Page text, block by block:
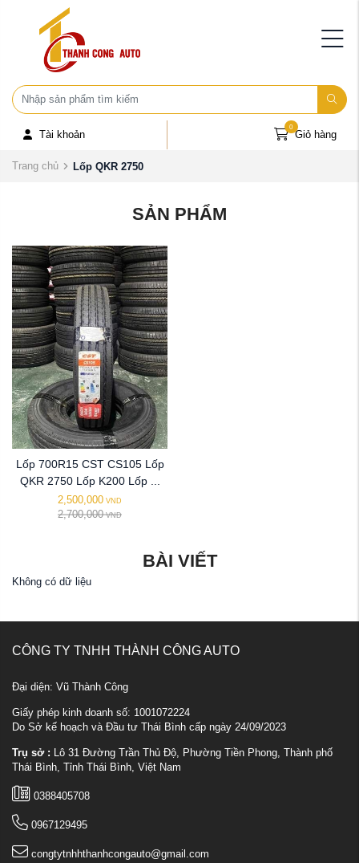
Tài khoản Giỏ hàng
0
Trang chủ Lốp QKR 2750
SẢN PHẨM
Lốp 700R15 CST CS105 Lốp
QKR 2750 Lốp K200 Lốp ...
2,500,000 VND
2,700,000 VND
BÀI VIẾT
Không có dữ liệu
CÔNG TY TNHH THÀNH CÔNG AUTO
Đại diện: Vũ Thành Công
Giấy phép kinh doanh số: 1001072224
Do Sở kế hoạch và Đầu tư Thái Bình cấp ngày 24/09/2023
Trụ sở : Lô 31 Đường Trần Thủ Độ, Phường Tiền Phong, Thành phố
Thái Bình, Tỉnh Thái Bình, Việt Nam
0388405708
0967129495
congtytnhhthanhcongauto@gmail.com